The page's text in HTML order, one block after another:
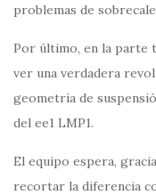
problemas de
Por último, en la parte
ver una verdadera
geometría de
del ee1 LMP1.
El equipo espera,
recortar la diferencia